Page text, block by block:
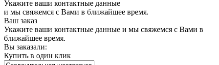
Укажите ваши контактные данные
и мы свяжемся с Вами в ближайшее время.
Ваш заказ
Укажите ваши контактные данные и мы свяжемся с Вами в
ближайшее время.
Вы заказали:
Купить в один клик